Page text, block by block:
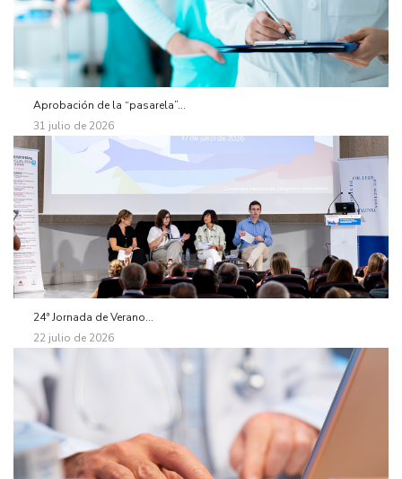
Aprobación de la “pasarela”...
31 julio de 2026
24ª Jornada de Verano...
22 julio de 2026